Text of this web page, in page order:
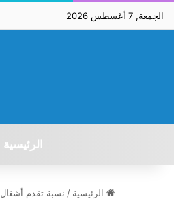
الجمعة, 7 أغسطس 2026
الرئيسية
الرئيسية / نسبة تقدم أشغال